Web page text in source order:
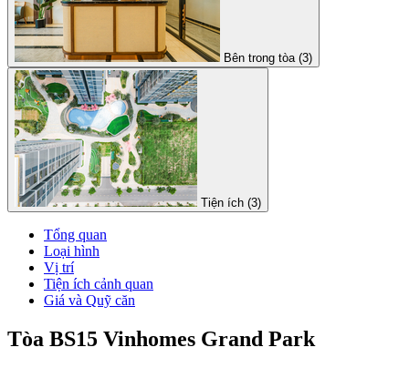
Bên trong tòa (3)
Tiện ích (3)
Tổng quan
Loại hình
Vị trí
Tiện ích cảnh quan
Giá và Quỹ căn
Tòa BS15 Vinhomes Grand Park